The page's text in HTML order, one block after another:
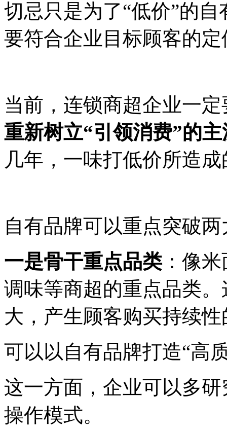
切忌只是为了“低价”的
要符合企业目标顾客的定
当前，连锁商超企业一
重新树立“引领消费”的
几年，一味打低价所造
自有品牌可以重点突破
一是骨干重点品类：像米
调味等商超的重点品类
大，产生顾客购买持续
可以以自有品牌打造“高
这一方面，企业可以多
操作模式。